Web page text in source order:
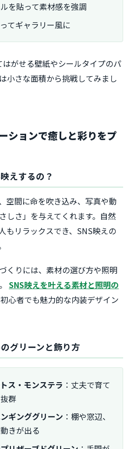
を貼って素材感を強調
てギャラリー風に
はがせる壁紙やシールタイプのパ
小さな面積から挑戦してみまし
ションで癒しと彩りをプ
えするの？
空間に命を吹き込み、写真や動
しさ」を与えてくれます。自然
もリラックスでき、SNS映えの
くりには、素材の選び方や照明
SNS映えを叶える素材と照明の
心者でも魅力的な内装デザイン
グリーンと飾り方
ス・モンステラ ：丈夫で育て
群
ギンググリーン ：棚や窓辺、
きが出る